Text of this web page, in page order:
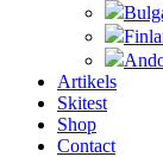
Artikels
Skitest
Shop
Contact